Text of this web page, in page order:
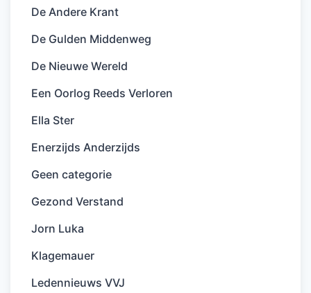
De Andere Krant
De Gulden Middenweg
De Nieuwe Wereld
Een Oorlog Reeds Verloren
Ella Ster
Enerzijds Anderzijds
Geen categorie
Gezond Verstand
Jorn Luka
Klagemauer
Ledennieuws VVJ